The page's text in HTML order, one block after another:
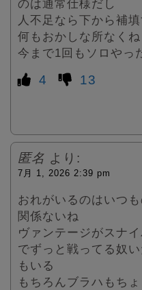
のは通常仕様だし
人不足なら下から補
何もおかしな所なくね
今まで1回もソロやっ
4 13
匿名 より:
7月 1, 2026 2:39 pm
おれがいるのはいつ
関係ないね
ヴァンテージがスナ
でずっと戦ってる奴
もいる
もちろんブラハもち